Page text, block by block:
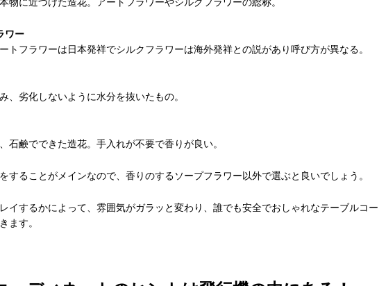
物に近づけた造花。アートフラワーやシルクフラワーの総称。
ワー
トフラワーは日本発祥でシルクフラワーは海外発祥との説があり呼び方が異なる。
、劣化しないように水分を抜いたもの。
石鹸でできた造花。手入れが不要で香りが良い。
することがメインなので、香りのするソープフラワー以外で選ぶと良いでしょう。
イするかによって、雰囲気がガラッと変わり、誰でも安全でおしゃれなテーブルコー
ます。